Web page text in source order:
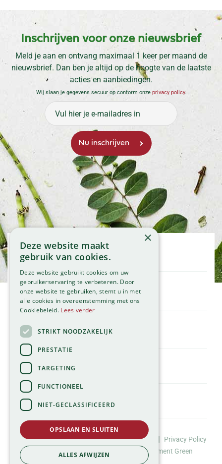
Inschrijven voor onze nieuwsbrief
Meld je aan en ontvang maximaal 1 keer per maand de
nieuwsbrief. Dan ben je altijd op de hoogte van de laatste
acties en aanbiedingen.
Wij slaan je gegevens secuur op conform onze privacy policy.
Openingstijden
Maandag
Dinsdag
Woensdag
Donderdag
Zaterdag
Zondag
Bekijk onze afwijkende openingstijden >
Klantenservice
Service
Tuincentrum
Contact
Global Garden
Hillegommerdijk 554
2136 KX Zwaanshoek
T.023 584 23 54
E.info@globalgarden.nl
Nick's Tuincafé:
06-57663460
info@nickstuincafe.nl
©Tuincentrum Global Garden |Huisregels
Privacy Policy
Website design door Buro Brein
Development Green
×
Deze website maakt
gebruik van cookies.
Deze website gebruikt cookies om uw
gebruikerservaring te verbeteren. Door
onze website te gebruiken, stemt u in met
alle cookies in overeenstemming met ons
Cookiebeleid. Lees verder
STRIKT NOODZAKELIJK
PRESTATIE
TARGETING
FUNCTIONEEL
NIET-GECLASSIFICEERD
OPSLAAN EN SLUITEN
ALLES AFWIJZEN